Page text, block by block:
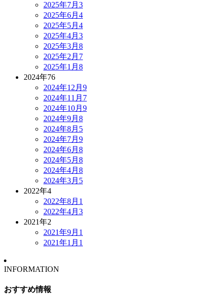
2025年7月 3
2025年6月 4
2025年5月 4
2025年4月 3
2025年3月 8
2025年2月 7
2025年1月 8
2024年76
2024年12月 9
2024年11月 7
2024年10月 9
2024年9月 8
2024年8月 5
2024年7月 9
2024年6月 8
2024年5月 8
2024年4月 8
2024年3月 5
2022年4
2022年8月 1
2022年4月 3
2021年2
2021年9月 1
2021年1月 1
INFORMATION
おすすめ情報